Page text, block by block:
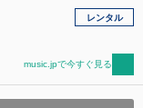
レンタル
music.jpで今すぐ見る